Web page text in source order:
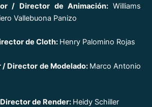
/ Director de Animación: Williams
Vallebuona Panizo
de Cloth: Henry Palomino Rojas
Director de Modelado: Marco Antonio
de Render: Heidy Schiller